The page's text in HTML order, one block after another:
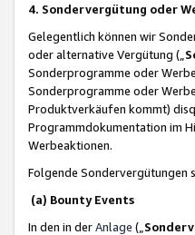
4. Sondervergütung oder
Gelegentlich können wir
oder alternative Vergütung („
Sonderprogramme oder
Sonderprogramme oder
Produktverkäufen kommt)
Programmdokumentation im
Werbeaktionen.
Folgende Sondervergütungen
(a) Bounty Events
In den in derAnlage („